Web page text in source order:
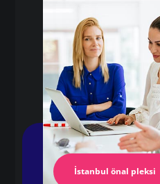
İstanbul önal pleksi
Pleksi Masa
İstanbul Pleksi